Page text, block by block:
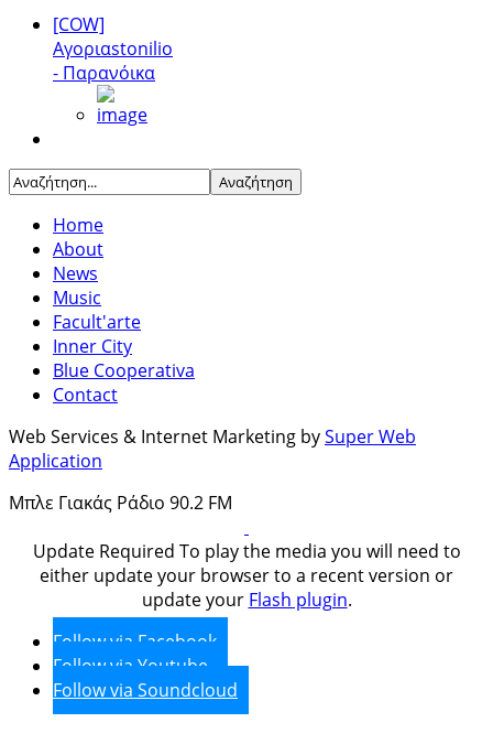
[COW]
Αγοριαstonilio
- Παρανόικα
Home
About
News
Music
Facult'arte
Inner City
Blue Cooperativa
Contact
Web Services & Internet Marketing bySuper Web
Application
Μπλε Γιακάς Ράδιο 90.2 FM
Update Required To play the media you will need to
either update your browser to a recent version or
update your Flash plugin.
Follow via Facebook
Follow via Youtube
Follow via Soundcloud